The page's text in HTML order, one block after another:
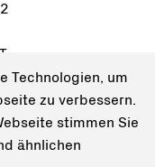
Technologien, um
zu verbessern.
stimmen Sie
ähnlichen